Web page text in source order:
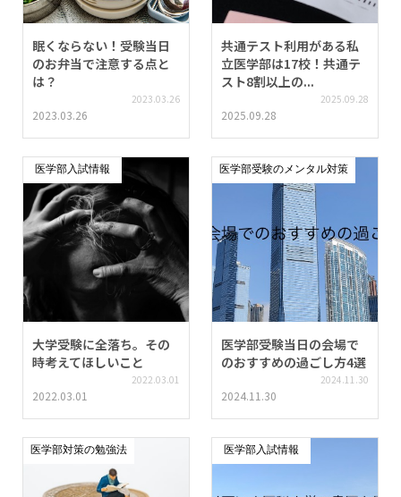
眠くならない！受験当日
のお弁当で注意する点と
は？
2023.03.26
2023.03.26
共通テスト利用がある私
立医学部は17校！共通テ
スト8割以上の...
2025.09.28
2025.09.28
医学部入試情報
大学受験に全落ち。その
時考えてほしいこと
2022.03.01
2022.03.01
医学部受験のメンタル対策
医学部受験当日の会場で
のおすすめの過ごし方4選
2024.11.30
2024.11.30
医学部対策の勉強法 医学部入試情報